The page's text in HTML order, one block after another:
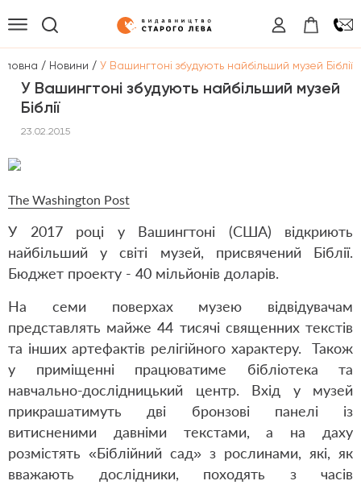
/ Новини / У Вашингтоні збудують найбільший музей Біблії
У Вашингтоні збудують найбільший музей
Біблії
23.02.2015
The Washington Post
У 2017 році у Вашингтоні (США) відкриють
найбільший у світі музей, присвячений Біблії.
Бюджет проекту - 40 мільйонів доларів.
На семи поверхах музею відвідувачам
представлять майже 44 тисячі священних текстів
та інших артефактів релігійного характеру. Також
у приміщенні працюватиме бібліотека та
навчально-дослідницький центр. Вхід у музей
прикрашатимуть дві бронзові панелі із
витисненими давніми текстами, а на даху
розмістять «Біблійний сад» з рослинами, які, як
вважають дослідники, походять з часів